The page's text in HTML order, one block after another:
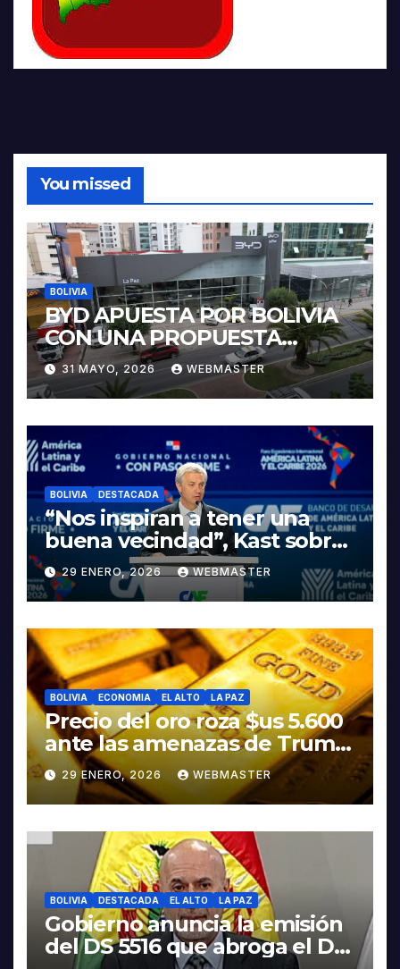
You missed
BOLIVIA
BYD APUESTA POR BOLIVIA
CON UNA PROPUESTA
INTEGRAL PARA IMPULSAR
LA ELECTROMOVILIDAD Y LA
INDUSTRIALIZACIÓN DEL
LITIO
31 MAYO, 2026 WEBMASTER
BOLIVIA DESTACADA
“Nos inspiran a tener una
buena vecindad”, Kast sobre
discurso del presidente
Rodrigo Paz
29 ENERO, 2026 WEBMASTER
BOLIVIA ECONOMIA EL ALTO LA PAZ
Precio del oro roza $us 5.600
ante las amenazas de Trump
contra Irán
29 ENERO, 2026 WEBMASTER
BOLIVIA DESTACADA EL ALTO LA PAZ
Gobierno anuncia la emisión
del DS 5516 que abroga el DS